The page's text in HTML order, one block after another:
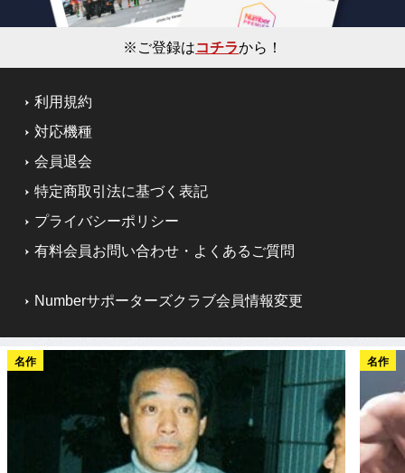
※ご登録はコチラから！
利用規約
対応機種
会員退会
特定商取引法に基づく表記
プライバシーポリシー
有料会員お問い合わせ・よくあるご質問
Numberサポーターズクラブ会員情報変更
名作 名作